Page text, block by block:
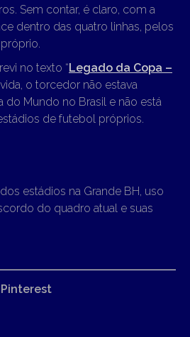
Sem contar, é claro, com a
dentro das quatro linhas, pelos
no texto “Legado da Copa –
o torcedor não estava
do Mundo no Brasil e não está
de futebol próprios.
estádios na Grande BH, uso
do quadro atual e suas
Pinterest